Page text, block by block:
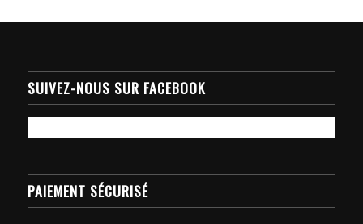
SUIVEZ-NOUS SUR FACEBOOK
PAIEMENT SÉCURISÉ